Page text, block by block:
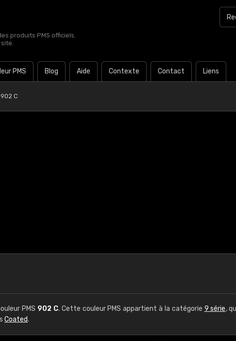
produits PMS officiels.
PMS Blog Aide Contexte Contact Liens
C
PMS 902 C. Cette couleur PMS appartient à la catégorie 9 série,
Coated.